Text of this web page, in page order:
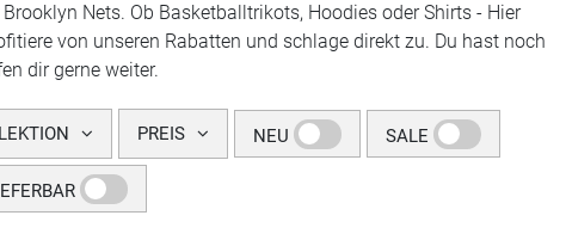
Nets. Ob Basketballtrikots, Hoodies oder Shirts - Hier
von unseren Rabatten und schlage direkt zu. Du hast noch
dir gerne weiter.
PREIS NEU SALE